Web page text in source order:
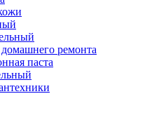
ремонта
паста